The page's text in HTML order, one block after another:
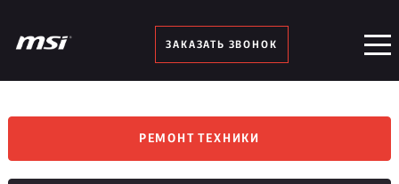
ЗАКАЗАТЬ ЗВОНОК
РЕМОНТ ТЕХНИКИ